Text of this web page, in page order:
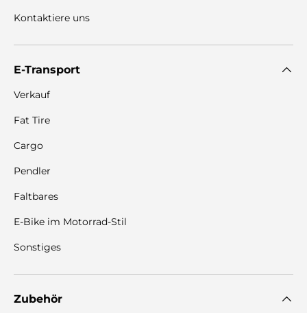
Kontaktiere uns
E-Transport
Verkauf
Fat Tire
Cargo
Pendler
Faltbares
E-Bike im Motorrad-Stil
Sonstiges
Zubehör